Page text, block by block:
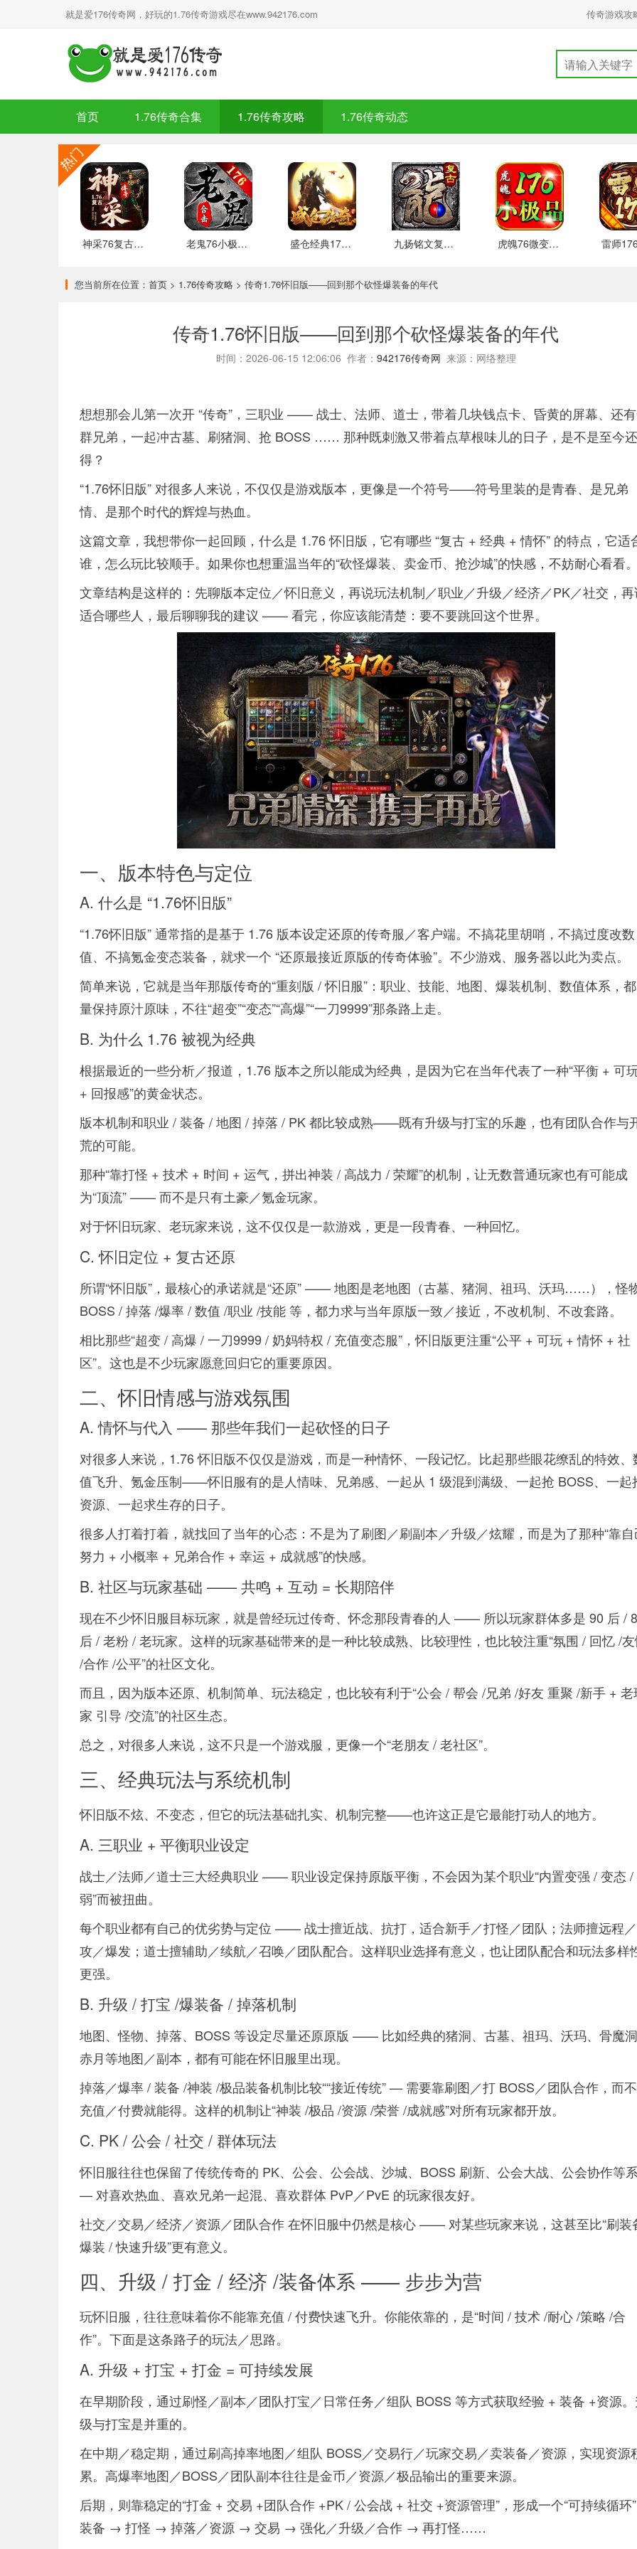
就是爱176传奇网，好玩的1.76传奇游戏尽在www.942176.com 传奇游戏攻
首页 1.76传奇合集 1.76传奇攻略 1.76传奇动态
神采76复古加强版 安卓下载 老鬼76小极品合击 推荐 盛仓经典176 安卓下载 九扬铭文复古176新玩法介绍 虎魄76微变小极品游戏点评
您当前所在位置： 首页 > 1.76传奇攻略 > 传奇1.76怀旧版——回到那个砍怪爆装备的年代
传奇1.76怀旧版——回到那个砍怪爆装备的年代
时间：2026-06-15 12:06:06 作者： 942176传奇网 来源：网络整理
想想那会儿第一次开 “传奇”，三职业 —— 战士、法师、道士，带着几块钱点卡、昏黄的屏幕、还
群兄弟，一起冲古墓、刷猪洞、抢 BOSS …… 那种既刺激又带着点草根味儿的日子，是不是至今
得？
“1.76怀旧版” 对很多人来说，不仅仅是游戏版本，更像是一个符号——符号里装的是青春、是兄弟
情、是那个时代的辉煌与热血。
这篇文章，我想带你一起回顾，什么是 1.76 怀旧版，它有哪些 “复古 + 经典 + 情怀” 的特点，它适
谁，怎么玩比较顺手。如果你也想重温当年的“砍怪爆装、卖金币、抢沙城”的快感，不妨耐心看看。
文章结构是这样的：先聊版本定位／怀旧意义，再说玩法机制／职业／升级／经济／PK／社交，
适合哪些人，最后聊聊我的建议 —— 看完，你应该能清楚：要不要跳回这个世界。
一、版本特色与定位
A. 什么是 “1.76怀旧版”
“1.76怀旧版” 通常指的是基于 1.76 版本设定还原的传奇服／客户端。不搞花里胡哨，不搞过度改数
值、不搞氪金变态装备，就求一个 “还原最接近原版的传奇体验”。不少游戏、服务器以此为卖点。
简单来说，它就是当年那版传奇的“重刻版 / 怀旧服”：职业、技能、地图、爆装机制、数值体系，
量保持原汁原味，不往“超变”“变态”“高爆”“一刀9999”那条路上走。
B. 为什么 1.76 被视为经典
根据最近的一些分析／报道，1.76 版本之所以能成为经典，是因为它在当年代表了一种“平衡 + 可
+ 回报感”的黄金状态。
版本机制和职业 / 装备 / 地图 / 掉落 / PK 都比较成熟——既有升级与打宝的乐趣，也有团队合作与
荒的可能。
那种“靠打怪 + 技术 + 时间 + 运气，拼出神装 / 高战力 / 荣耀”的机制，让无数普通玩家也有可能成
为“顶流” —— 而不是只有土豪／氪金玩家。
对于怀旧玩家、老玩家来说，这不仅仅是一款游戏，更是一段青春、一种回忆。
C. 怀旧定位 + 复古还原
所谓“怀旧版”，最核心的承诺就是“还原” —— 地图是老地图（古墓、猪洞、祖玛、沃玛……），怪
BOSS / 掉落 /爆率 / 数值 /职业 /技能 等，都力求与当年原版一致／接近，不改机制、不改套路。
相比那些“超变 / 高爆 / 一刀9999 / 奶妈特权 / 充值变态服”，怀旧版更注重“公平 + 可玩 + 情怀 + 社
区”。这也是不少玩家愿意回归它的重要原因。
二、怀旧情感与游戏氛围
A. 情怀与代入 —— 那些年我们一起砍怪的日子
对很多人来说，1.76 怀旧版不仅仅是游戏，而是一种情怀、一段记忆。比起那些眼花缭乱的特效、
值飞升、氪金压制——怀旧服有的是人情味、兄弟感、一起从 1 级混到满级、一起抢 BOSS、一起
资源、一起求生存的日子。
很多人打着打着，就找回了当年的心态：不是为了刷图／刷副本／升级／炫耀，而是为了那种“靠自
努力 + 小概率 + 兄弟合作 + 幸运 + 成就感”的快感。
B. 社区与玩家基础 —— 共鸣 + 互动 = 长期陪伴
现在不少怀旧服目标玩家，就是曾经玩过传奇、怀念那段青春的人 —— 所以玩家群体多是 90 后 /
后 / 老粉 / 老玩家。这样的玩家基础带来的是一种比较成熟、比较理性，也比较注重“氛围 / 回忆 /
/合作 /公平”的社区文化。
而且，因为版本还原、机制简单、玩法稳定，也比较有利于“公会 / 帮会 /兄弟 /好友 重聚 /新手 + 老
家 引导 /交流”的社区生态。
总之，对很多人来说，这不只是一个游戏服，更像一个“老朋友 / 老社区”。
三、经典玩法与系统机制
怀旧版不炫、不变态，但它的玩法基础扎实、机制完整——也许这正是它最能打动人的地方。
A. 三职业 + 平衡职业设定
战士／法师／道士三大经典职业 —— 职业设定保持原版平衡，不会因为某个职业“内置变强 / 变态 /
弱”而被扭曲。
每个职业都有自己的优劣势与定位 —— 战士擅近战、抗打，适合新手／打怪／团队；法师擅远程
攻／爆发；道士擅辅助／续航／召唤／团队配合。这样职业选择有意义，也让团队配合和玩法多样
更强。
B. 升级 / 打宝 /爆装备 / 掉落机制
地图、怪物、掉落、BOSS 等设定尽量还原原版 —— 比如经典的猪洞、古墓、祖玛、沃玛、骨魔洞
赤月等地图／副本，都有可能在怀旧服里出现。
掉落／爆率 / 装备 /神装 /极品装备机制比较““接近传统” — 需要靠刷图／打 BOSS／团队合作，而
充值／付费就能得。这样的机制让“神装 /极品 /资源 /荣誉 /成就感”对所有玩家都开放。
C. PK / 公会 / 社交 / 群体玩法
怀旧服往往也保留了传统传奇的 PK、公会、公会战、沙城、BOSS 刷新、公会大战、公会协作等
— 对喜欢热血、喜欢兄弟一起混、喜欢群体 PvP／PvE 的玩家很友好。
社交／交易／经济／资源／团队合作 在怀旧服中仍然是核心 —— 对某些玩家来说，这甚至比“刷装
爆装 / 快速升级”更有意义。
四、升级 / 打金 / 经济 /装备体系 —— 步步为营
玩怀旧服，往往意味着你不能靠充值 / 付费快速飞升。你能依靠的，是“时间 / 技术 /耐心 /策略 /合
作”。下面是这条路子的玩法／思路。
A. 升级 + 打宝 + 打金 = 可持续发展
在早期阶段，通过刷怪／副本／团队打宝／日常任务／组队 BOSS 等方式获取经验 + 装备 +资源
级与打宝是并重的。
在中期／稳定期，通过刷高掉率地图／组队 BOSS／交易行／玩家交易／卖装备／资源，实现资源
累。高爆率地图／BOSS／团队副本往往是金币／资源／极品输出的重要来源。
后期，则靠稳定的“打金 + 交易 +团队合作 +PK / 公会战 + 社交 +资源管理”，形成一个“可持续循环”
装备 → 打怪 → 掉落／资源 → 交易 → 强化／升级／合作 → 再打怪……